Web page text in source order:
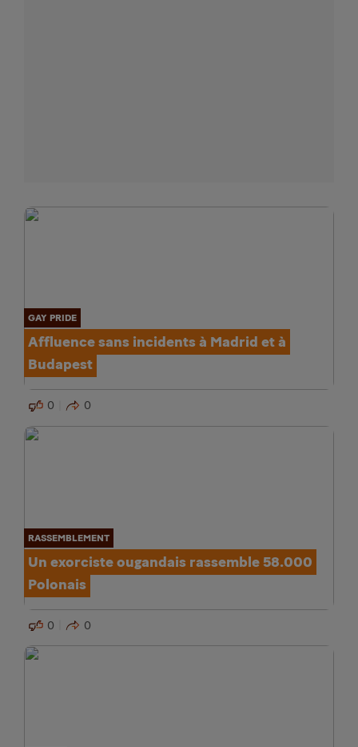
GAY PRIDE
Affluence sans incidents à Madrid et à
Budapest
0 0
RASSEMBLEMENT
Un exorciste ougandais rassemble 58.000
Polonais
0 0